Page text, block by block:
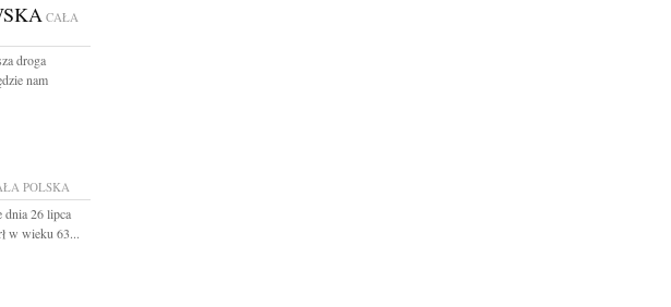
CAŁA
droga
nam
POLSKA
dnia 26 lipca
w wieku 63...